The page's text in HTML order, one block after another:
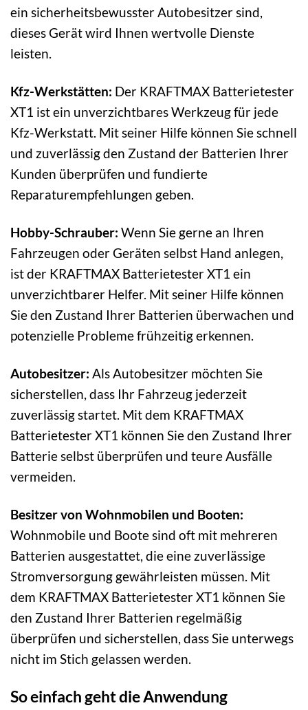
ein sicherheitsbewusster Autobesitzer sind,
dieses Gerät wird Ihnen wertvolle Dienste
leisten.
Kfz-Werkstätten: Der KRAFTMAX Batterietester
XT1 ist ein unverzichtbares Werkzeug für jede
Kfz-Werkstatt. Mit seiner Hilfe können Sie schnell
und zuverlässig den Zustand der Batterien Ihrer
Kunden überprüfen und fundierte
Reparaturempfehlungen geben.
Hobby-Schrauber: Wenn Sie gerne an Ihren
Fahrzeugen oder Geräten selbst Hand anlegen,
ist der KRAFTMAX Batterietester XT1 ein
unverzichtbarer Helfer. Mit seiner Hilfe können
Sie den Zustand Ihrer Batterien überwachen und
potenzielle Probleme frühzeitig erkennen.
Autobesitzer: Als Autobesitzer möchten Sie
sicherstellen, dass Ihr Fahrzeug jederzeit
zuverlässig startet. Mit dem KRAFTMAX
Batterietester XT1 können Sie den Zustand Ihrer
Batterie selbst überprüfen und teure Ausfälle
vermeiden.
Besitzer von Wohnmobilen und Booten:
Wohnmobile und Boote sind oft mit mehreren
Batterien ausgestattet, die eine zuverlässige
Stromversorgung gewährleisten müssen. Mit
dem KRAFTMAX Batterietester XT1 können Sie
den Zustand Ihrer Batterien regelmäßig
überprüfen und sicherstellen, dass Sie unterwegs
nicht im Stich gelassen werden.
So einfach geht die Anwendung